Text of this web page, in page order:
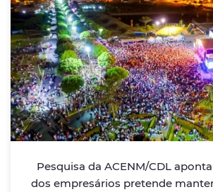
Pesquisa da ACENM/CDL
dos empresários pretende
Pesquisa da ACENM/CDL
maioria dos empresários
as empresas fechadas no
municipal de 4 de
Levantamento revela que 57,5% das
empreendimento